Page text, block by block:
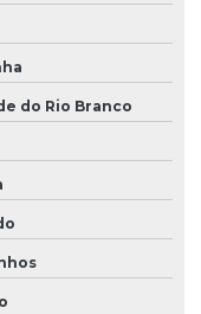
do Rio Branco